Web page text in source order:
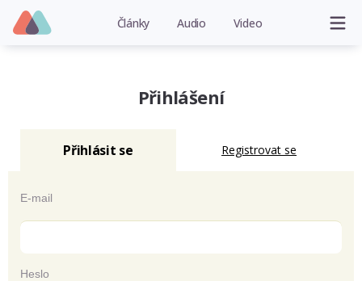
Články Audio Video
Přihlášení
Přihlásit se Registrovat se
E-mail
Heslo